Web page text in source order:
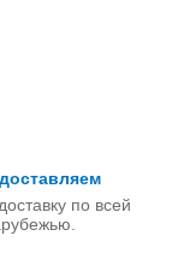
по всей